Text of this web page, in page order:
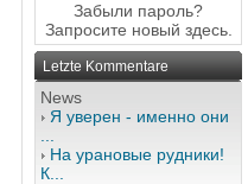
Забыли пароль?
Запросите новый здесь.
Letzte Kommentare
News
Я уверен - именно они
На урановые рудники!
К...